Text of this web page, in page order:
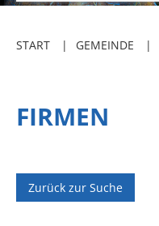
START GEMEINDE
FIRMEN
Zurück zur Suche